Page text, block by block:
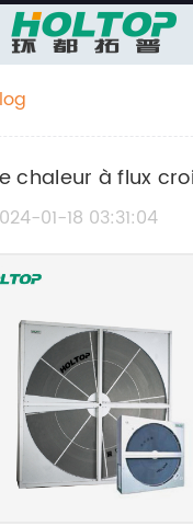
chaleur à flux
applications
01-18 03:31:04